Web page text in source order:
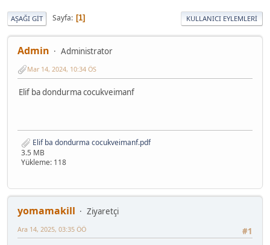
AŞAĞI GIT Sayfa 1 KULLANICI EYLEMLERI
Admin Administrator
Mar 14, 2024, 10:34 ÖS
Elif ba dondurma cocukveimanf
Elif ba dondurma cocukveimanf.pdf
3.5 MB
Yükleme: 118
yomamakill
Ziyaretçi
#1
Ara 14, 2025, 03:35 ÖÖ